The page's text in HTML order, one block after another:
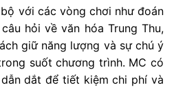
với các vòng chơi như đoán
hỏi về văn hóa Trung Thu,
giữ năng lượng và sự chú ý
suốt chương trình. MC có
dắt để tiết kiệm chi phí và